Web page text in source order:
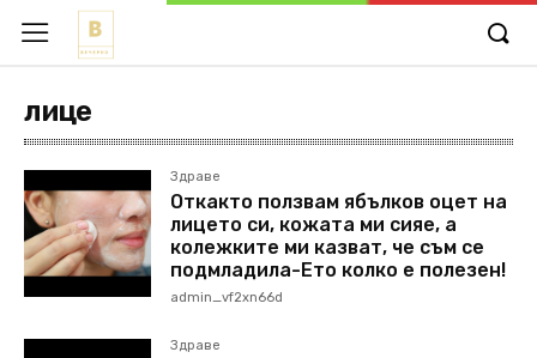
лице
Здраве
Откакто ползвам ябълков оцет на
лицето си, кожата ми сияе, а
колежките ми казват, че съм се
подмладила-Ето колко е полезен!
admin_vf2xn66d
Здраве